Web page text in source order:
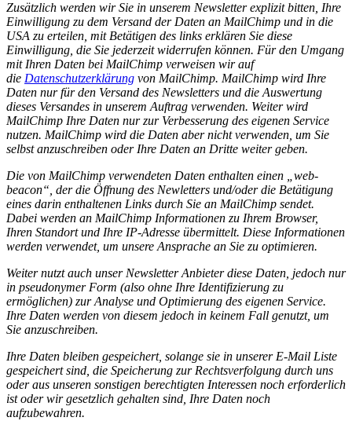
Zusätzlich werden wir Sie in unserem Newsletter explizit bitten, Ihre
Einwilligung zu dem Versand der Daten an MailChimp und in die
USA zu erteilen, mit Betätigen des links erklären Sie diese
Einwilligung, die Sie jederzeit widerrufen können. Für den Umgang
mit Ihren Daten bei MailChimp verweisen wir auf
die Datenschutzerklärung von MailChimp. MailChimp wird Ihre
Daten nur für den Versand des Newsletters und die Auswertung
dieses Versandes in unserem Auftrag verwenden. Weiter wird
MailChimp Ihre Daten nur zur Verbesserung des eigenen Service
nutzen. MailChimp wird die Daten aber nicht verwenden, um Sie
selbst anzuschreiben oder Ihre Daten an Dritte weiter geben.
Die von MailChimp verwendeten Daten enthalten einen „web-
beacon“, der die Öffnung des Newletters und/oder die Betätigung
eines darin enthaltenen Links durch Sie an MailChimp sendet.
Dabei werden an MailChimp Informationen zu Ihrem Browser,
Ihren Standort und Ihre IP-Adresse übermittelt. Diese Informationen
werden verwendet, um unsere Ansprache an Sie zu optimieren.
Weiter nutzt auch unser Newsletter Anbieter diese Daten, jedoch nur
in pseudonymer Form (also ohne Ihre Identifizierung zu
ermöglichen) zur Analyse und Optimierung des eigenen Service.
Ihre Daten werden von diesem jedoch in keinem Fall genutzt, um
Sie anzuschreiben.
Ihre Daten bleiben gespeichert, solange sie in unserer E-Mail Liste
gespeichert sind, die Speicherung zur Rechtsverfolgung durch uns
oder aus unseren sonstigen berechtigten Interessen noch erforderlich
ist oder wir gesetzlich gehalten sind, Ihre Daten noch
aufzubewahren.